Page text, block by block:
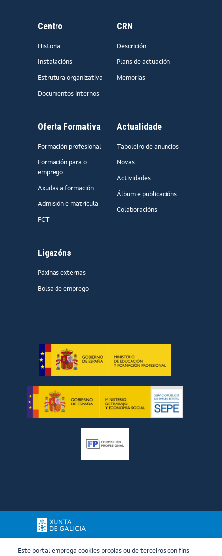
Este portal emprega cookies propias ou de terceiros con fins
Centro
Historia
Instalacións
Estrutura organizativa
Documentos internos
CRN
Descrición
Plans de actuación
Memorias
Oferta Formativa
Formación profesional
Formación para o
emprego
Axudas a formación
Admisión e matrícula
FCT
Actualidade
Taboleiro de anuncios
Novas
Actividades
Álbum e publicacións
Colaboracións
Ligazóns
Páxinas externas
Bolsa de emprego
Xunta de Galicia. Información mantida e publicada na internet